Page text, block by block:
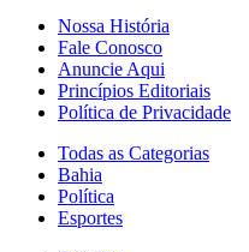
Nossa História
Fale Conosco
Anuncie Aqui
Princípios Editoriais
Política de Privacidade
Todas as Categorias
Bahia
Política
Esportes